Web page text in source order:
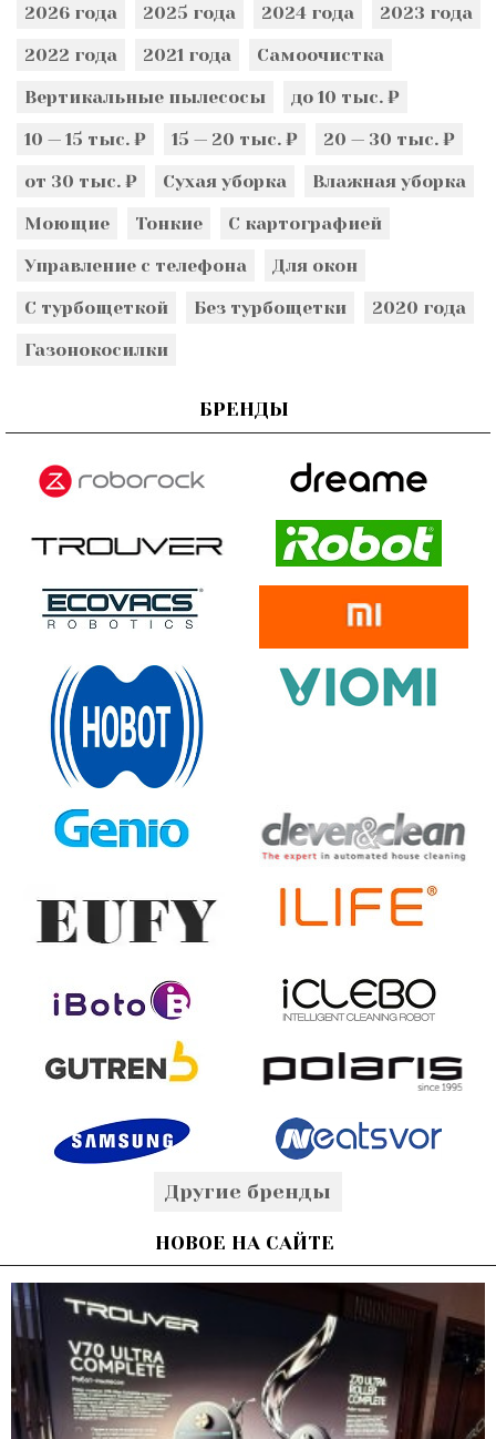
2026 года 2025 года 2024 года
2023 года
2022 года
2021 года
Самоочистка
Вертикальные пылесосы
до 10 тыс. ₽
10 — 15 тыс. ₽
15 — 20 тыс. ₽
20 — 30 тыс. ₽
от 30 тыс. ₽
Сухая уборка
Влажная уборка
Моющие
Тонкие
С картографией
Управление с телефона
Для окон
С турбощеткой
Без турбощетки
2020 года
Газонокосилки
БРЕНДЫ
Другие бренды
НОВОЕ НА САЙТЕ